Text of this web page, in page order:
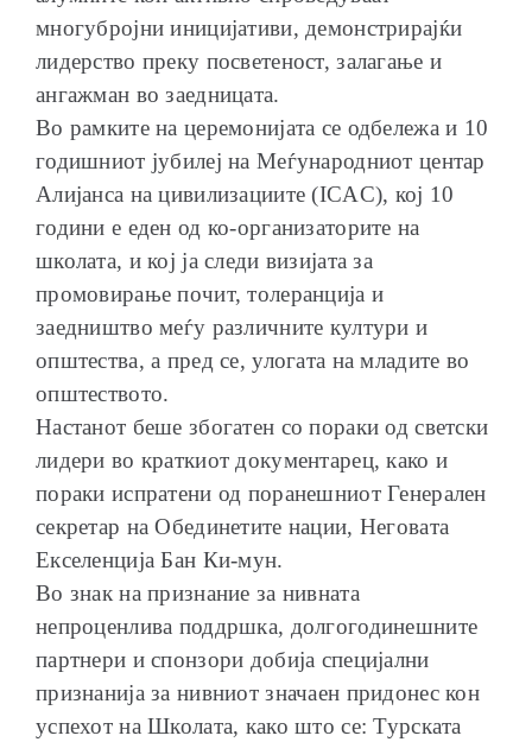
многубројни иницијативи, демонстрирајќи
лидерство преку посветеност, залагање и
ангажман во заедницата.
Во рамките на церемонијата се одбележа и 10
годишниот јубилеј на Меѓународниот центар
Алијанса на цивилизациите (ICAC), кој 10
години е еден од ко-организаторите на
школата, и кој ја следи визијата за
промовирање почит, толеранција и
заедништво меѓу различните култури и
општества, а пред се, улогата на младите во
општеството.
Настанот беше збогатен со пораки од светски
лидери во краткиот документарец, како и
пораки испратени од поранешниот Генерален
секретар на Обединетите нации, Неговата
Екселенција Бан Ки-мун.
Во знак на признание за нивната
непроценлива поддршка, долгогодинешните
партнери и спонзори добија специјални
признанија за нивниот значаен придонес кон
успехот на Школата, како што се: Турската